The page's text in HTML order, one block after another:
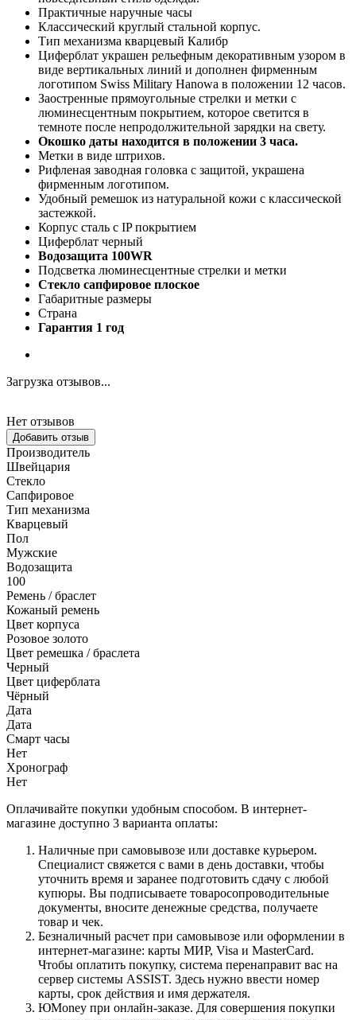
Практичные наручные часы
Классический круглый стальной корпус.
Тип механизма кварцевый Калибр
Циферблат украшен рельефным декоративным узором в
виде вертикальных линий и дополнен фирменным
логотипом Swiss Military Hanowa в положении 12 часов.
Заостренные прямоугольные стрелки и метки с
люминесцентным покрытием, которое светится в
темноте после непродолжительной зарядки на свету.
Окошко даты находится в положении 3 часа.
Метки в виде штрихов.
Рифленая заводная головка с защитой, украшена
фирменным логотипом.
Удобный ремешок из натуральной кожи с классической
застежкой.
Корпус сталь с IP покрытием
Циферблат черный
Водозащита 100WR
Подсветка люминесцентные стрелки и метки
Стекло сапфировое плоское
Габаритные размеры
Страна
Гарантия 1 год
Загрузка отзывов...
Нет отзывов
Добавить отзыв
Производитель
Швейцария
Стекло
Сапфировое
Тип механизма
Кварцевый
Пол
Мужские
Водозащита
100
Ремень / браслет
Кожаный ремень
Цвет корпуса
Розовое золото
Цвет ремешка / браслета
Черный
Цвет циферблата
Чёрный
Дата
Дата
Смарт часы
Нет
Хронограф
Нет
Оплачивайте покупки удобным способом. В интернет-
магазине доступно 3 варианта оплаты:
Наличные при самовывозе или доставке курьером.
Специалист свяжется с вами в день доставки, чтобы
уточнить время и заранее подготовить сдачу с любой
купюры. Вы подписываете товаросопроводительные
документы, вносите денежные средства, получаете
товар и чек.
Безналичный расчет при самовывозе или оформлении в
интернет-магазине: карты МИР, Visa и MasterCard.
Чтобы оплатить покупку, система перенаправит вас на
сервер системы ASSIST. Здесь нужно ввести номер
карты, срок действия и имя держателя.
ЮMoney при онлайн-заказе. Для совершения покупки